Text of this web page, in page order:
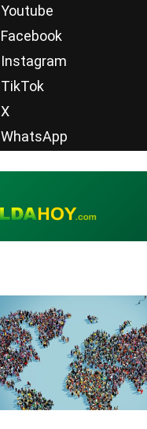
Youtube
Facebook
Instagram
TikTok
X
WhatsApp